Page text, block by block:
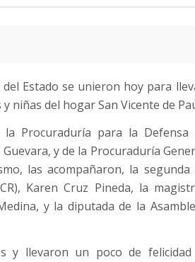
Estado se unieron hoy para
niñas del hogar San Vicente de
Procuraduría para la Defensa
y de la Procuraduría
las acompañaron, la
Karen Cruz Pineda, la
y la diputada de la
y llevaron un poco de